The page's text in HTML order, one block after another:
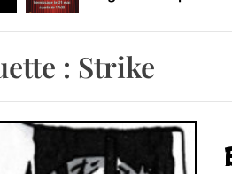
Retrouvez-nous au
: Strike